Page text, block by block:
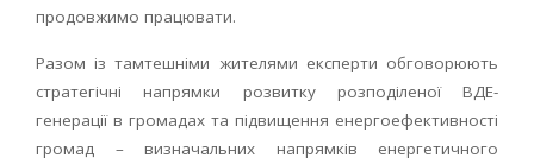
продовжимо працювати.
Разом із тамтешніми жителями експерти обговорюють
стратегічні напрямки розвитку розподіленої ВДЕ-
генерації в громадах та підвищення енергоефективності
громад – визначальних напрямків енергетичного